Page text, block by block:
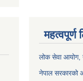
लोक सेवा आयोग,
नेपाल सरकारको